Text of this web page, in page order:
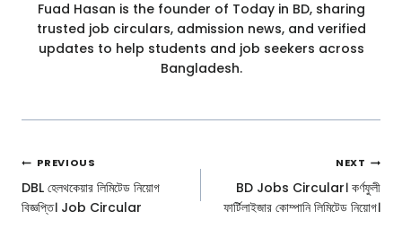
Fuad Hasan is the founder of Today in BD, sharing
trusted job circulars, admission news, and verified
updates to help students and job seekers across
Bangladesh.
Post
Navigation
PREVIOUS
DBL হেলথকেয়ার লিমিটেড নিয়োগ
বিজ্ঞপ্তি। Job Circular
NEXT
BD Jobs Circular। কর্ণফুলী
ফার্টিলাইজার কোম্পানি লিমিটেড নিয়োগ।